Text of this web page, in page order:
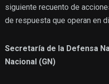
siguiente recuento de
de respuesta que operan en
Secretaría de la Defensa
Nacional (GN)